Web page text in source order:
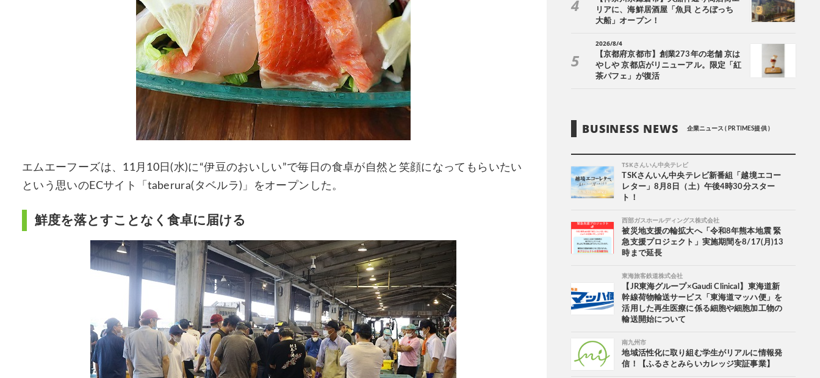
エムエーフーズは、11月10日(水)に“伊豆のおいしい”で毎日の食卓が自然と笑顔になってもらいたい
という思いのECサイト「taberura(タベルラ)」をオープンした。
鮮度を落とすことなく食卓に届ける
リアに、海鮮居酒屋「魚貝 とろぼっち
大船」オープン！
2026/8/4
【京都府京都市】創業273年の老舗 京は
やしや 京都店がリニューアル。限定「紅
茶パフェ」が復活
BUSINESS NEWS 企業ニュース ( PR TIMES提供 )
TSKさんいん中央テレビ
TSKさんいん中央テレビ新番組「越境エコー
レター」8月8日（土）午後4時30分スター
ト！
西部ガスホールディングス株式会社
被災地支援の輪拡大へ「令和8年熊本地震 緊
急支援プロジェクト」実施期間を8/17(月)13
時まで延長
東海旅客鉄道株式会社
【JR東海グループ×Gaudi Clinical】東海道新
幹線荷物輸送サービス「東海道マッハ便」を
活用した再生医療に係る細胞や細胞加工物の
輸送開始について
南九州市
地域活性化に取り組む学生がリアルに情報発
信！【ふるさとみらいカレッジ実証事業】